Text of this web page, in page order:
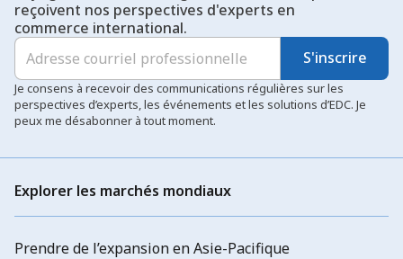
reçoivent nos perspectives d'experts en
commerce international.
S'inscrire
Je consens à recevoir des communications régulières sur les
perspectives d’experts, les événements et les solutions d’EDC. Je
peux me désabonner à tout moment.
Explorer les marchés mondiaux
Prendre de l’expansion en Asie-Pacifique